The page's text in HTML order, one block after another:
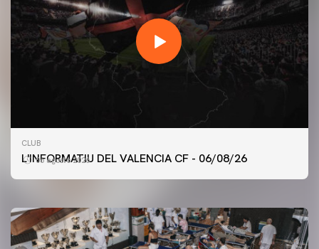
CLUB
L'INFORMATIU DEL VALENCIA CF - 06/08/26
06 agosto 2026
PRIMER EQUIP
ENTRENAMENT DEL VALENCIA CF 6/8/2026